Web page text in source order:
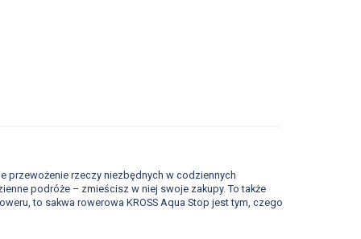
przewożenie rzeczy niezbędnych w codziennych
podróże – zmieścisz w niej swoje zakupy. To także
to sakwa rowerowa KROSS Aqua Stop jest tym, czego